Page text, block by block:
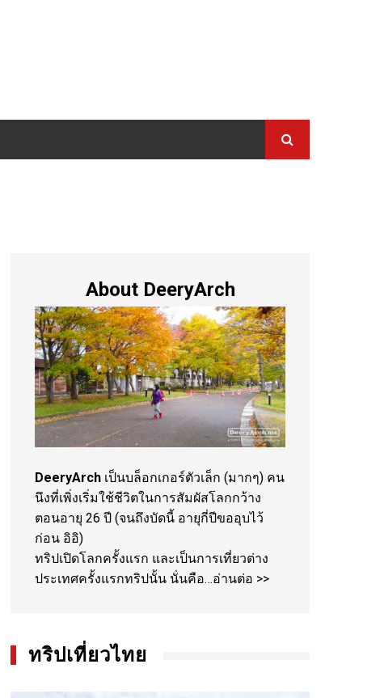
About DeeryArch
DeeryArch เป็นบล็อกเกอร์ตัวเล็ก (มากๆ) คน
นึงที่เพิ่งเริ่มใช้ชีวิตในการสัมผัสโลกกว้าง
ตอนอายุ 26 ปี (จนถึงบัดนี้ อายุกี่ปีขออุบไว้
ก่อน อิอิ)
ทริปเปิดโลกครั้งแรก และเป็นการเที่ยวต่าง
ประเทศครั้งแรกทริปนั้น นั่นคือ…อ่านต่อ >>
ทริปเที่ยวไทย